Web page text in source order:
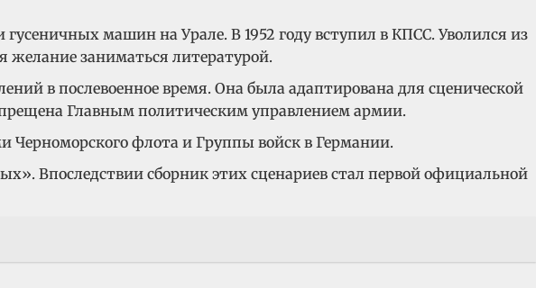
машин на Урале. В 1952 году вступил в КПСС. Уволился из
желание заниматься литературой.
в послевоенное время. Она была адаптирована для сценической
Главным политическим управлением армии.
Черноморского флота и Группы войск в Германии.
Впоследствии сборник этих сценариев стал первой официальной